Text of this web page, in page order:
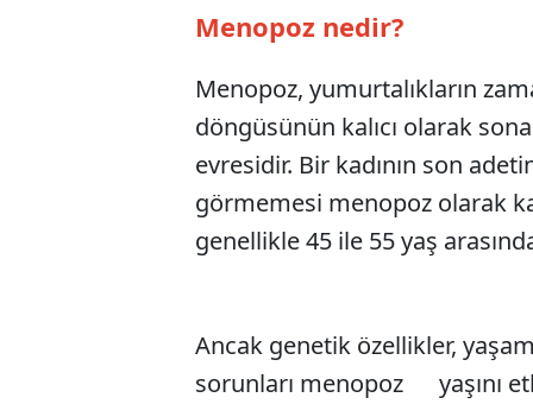
Menopoz nedir?
Menopoz, yumurtalıkların
döngüsünün kalıcı olarak
evresidir. Bir kadının son
görmemesi menopoz olarak
genellikle 45 ile 55 yaş
Ancak genetik özellikler, yaşam
sorunları menopoz yaşını